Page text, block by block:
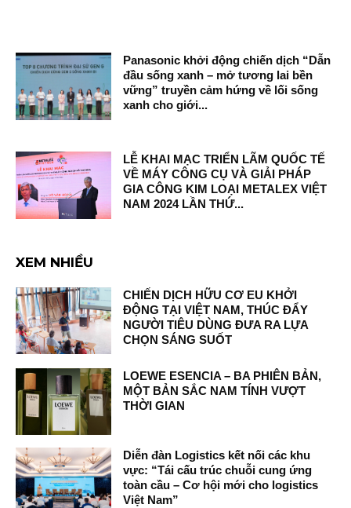
Panasonic khởi động chiến dịch “Dẫn
đầu sống xanh – mở tương lai bền
vững” truyền cảm hứng về lối sống
xanh cho giới...
LỄ KHAI MẠC TRIỂN LÃM QUỐC TẾ
VỀ MÁY CÔNG CỤ VÀ GIẢI PHÁP
GIA CÔNG KIM LOẠI METALEX VIỆT
NAM 2024 LẦN THỨ...
XEM NHIỀU
CHIẾN DỊCH HỮU CƠ EU KHỞI
ĐỘNG TẠI VIỆT NAM, THÚC ĐẨY
NGƯỜI TIÊU DÙNG ĐƯA RA LỰA
CHỌN SÁNG SUỐT
LOEWE ESENCIA – BA PHIÊN BẢN,
MỘT BẢN SẮC NAM TÍNH VƯỢT
THỜI GIAN
Diễn đàn Logistics kết nối các khu
vực: “Tái cấu trúc chuỗi cung ứng
toàn cầu – Cơ hội mới cho logistics
Việt Nam”